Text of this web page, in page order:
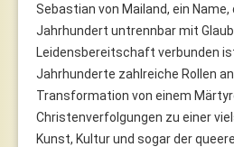
Sebastian von Mailand, ein Name,
Jahrhundert untrennbar mit
Leidensbereitschaft verbunden
Jahrhunderte zahlreiche Rollen
Transformation von einem
Christenverfolgungen zu einer
Kunst, Kultur und sogar der